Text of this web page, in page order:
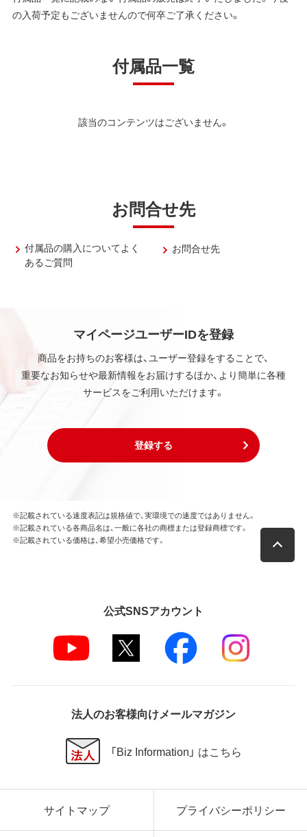
の入荷予定もございませんので何卒ご了承ください。
付属品一覧
該当のコンテンツはございません。
お問合せ先
付属品の購入についてよく
あるご質問
お問合せ先
マイページユーザーIDを登録
商品をお持ちのお客様は、ユーザー登録をすることで、
重要なお知らせや最新情報をお届けするほか、より簡単に各種
サービスをご利用いただけます。
登録する
※記載されている速度表記は規格値で、実環境での速度ではありません。
※記載されている各商品名は、一般に各社の商標または登録商標です。
※記載されている価格は、希望小売価格です。
公式SNSアカウント
法人のお客様向けメールマガジン
「Biz Information」 はこちら
サイトマップ プライバシーポリシー